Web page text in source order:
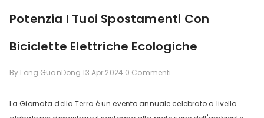
Potenzia I Tuoi Spostamenti Con
Biciclette Elettriche Ecologiche
By Long GuanDong 13 Apr 2024 0 Commenti
La Giornata della Terra è un evento annuale celebrato a livello